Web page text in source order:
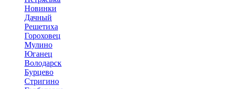
Новинки
Дачный
Решетиха
Гороховец
Мулино
Юганец
Володарск
Бурцево
Стригино